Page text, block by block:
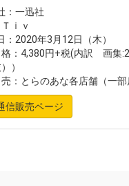
：一迅社
ｉｖ
：2020年3月12日（木）
4,380円+税(内訳 画集
））
とらのあな各店舗（一部
信販売ページ